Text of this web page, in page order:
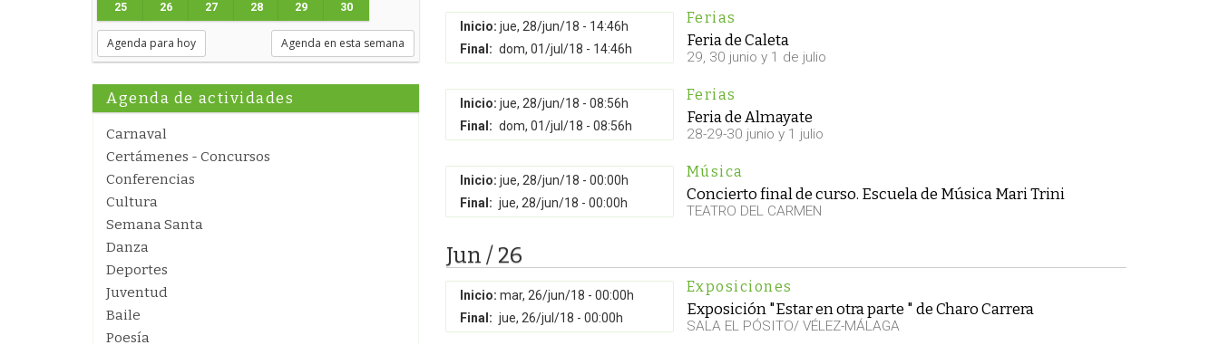
25 26 27 28 29 30
Agenda para hoy Agenda en esta semana
Agenda de actividades
Carnaval
Certámenes - Concursos
Conferencias
Cultura
Semana Santa
Danza
Deportes
Juventud
Baile
Poesía
Inicio: jue, 28/jun/18 - 14:46h
Final: dom, 01/jul/18 - 14:46h
Ferias
Feria de Caleta
29, 30 junio y 1 de julio
Inicio: jue, 28/jun/18 - 08:56h
Final: dom, 01/jul/18 - 08:56h
Ferias
Feria de Almayate
28-29-30 junio y 1 julio
Inicio: jue, 28/jun/18 - 00:00h
Final: jue, 28/jun/18 - 00:00h
Música
Concierto final de curso. Escuela de Música Mari Trini
TEATRO DEL CARMEN
Jun / 26
Inicio: mar, 26/jun/18 - 00:00h
Final: jue, 26/jul/18 - 00:00h
Exposiciones
Exposición "Estar en otra parte " de Charo Carrera
SALA EL PÓSITO/ VÉLEZ-MÁLAGA